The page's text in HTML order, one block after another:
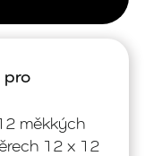
pro
měkkých
12 x 12